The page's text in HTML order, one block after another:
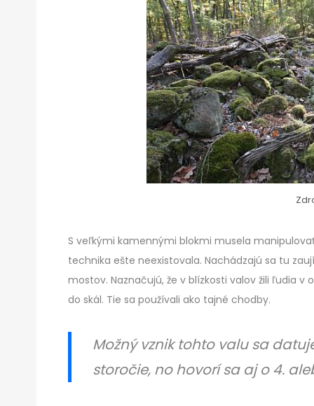
S veľkými kamennými blokmi musela
technika ešte neexistovala. Nachádzajú sa tu
mostov. Naznačujú, že v blízkosti valov žili ľudia
do skál. Tie sa používali ako tajné chodby.
Možný vznik tohto valu sa
storočie, no hovorí sa aj o 4.